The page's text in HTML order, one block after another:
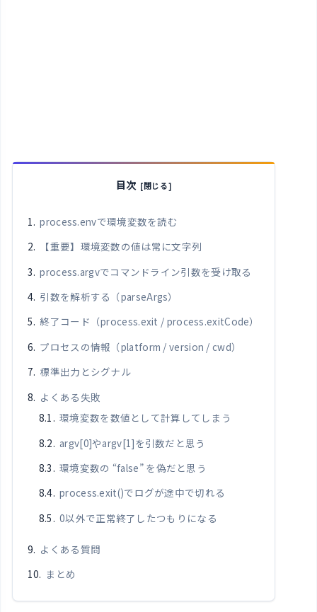
目次
process.envで環境変数を読む
【重要】環境変数の値は常に文字列
process.argvでコマンドライン引数を受け取る
引数を解析する（parseArgs）
終了コード（process.exit / process.exitCode）
プロセスの情報（platform / version / cwd）
標準出力とシグナル
よくある失敗
環境変数を数値として計算してしまう
argv[0]やargv[1]を引数だと思う
環境変数の “false” を偽だと思う
process.exit()でログが途中で切れる
0以外で正常終了したつもりになる
よくある質問
まとめ